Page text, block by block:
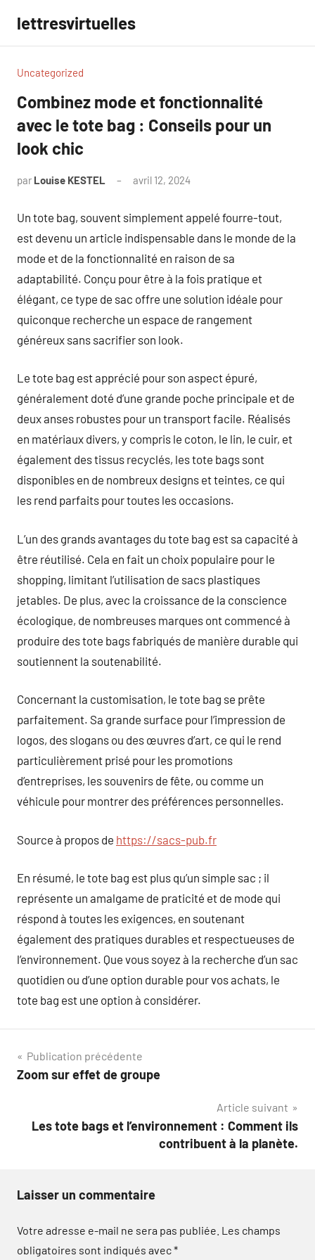
contenu
lettresvirtuelles
Uncategorized
Combinez mode et fonctionnalité
avec le tote bag : Conseils pour un
look chic
par Louise KESTEL avril 12, 2024
Un tote bag, souvent simplement appelé fourre-tout,
est devenu un article indispensable dans le monde de la
mode et de la fonctionnalité en raison de sa
adaptabilité. Conçu pour être à la fois pratique et
élégant, ce type de sac offre une solution idéale pour
quiconque recherche un espace de rangement
généreux sans sacrifier son look.
Le tote bag est apprécié pour son aspect épuré,
généralement doté d’une grande poche principale et de
deux anses robustes pour un transport facile. Réalisés
en matériaux divers, y compris le coton, le lin, le cuir, et
également des tissus recyclés, les tote bags sont
disponibles en de nombreux designs et teintes, ce qui
les rend parfaits pour toutes les occasions.
L’un des grands avantages du tote bag est sa capacité à
être réutilisé. Cela en fait un choix populaire pour le
shopping, limitant l’utilisation de sacs plastiques
jetables. De plus, avec la croissance de la conscience
écologique, de nombreuses marques ont commencé à
produire des tote bags fabriqués de manière durable qui
soutiennent la soutenabilité.
Concernant la customisation, le tote bag se prête
parfaitement. Sa grande surface pour l’impression de
logos, des slogans ou des œuvres d’art, ce qui le rend
particulièrement prisé pour les promotions
d’entreprises, les souvenirs de fête, ou comme un
véhicule pour montrer des préférences personnelles.
Source à propos de https://sacs-pub.fr
En résumé, le tote bag est plus qu’un simple sac ; il
représente un amalgame de praticité et de mode qui
réspond à toutes les exigences, en soutenant
également des pratiques durables et respectueuses de
l’environnement. Que vous soyez à la recherche d’un sac
quotidien ou d’une option durable pour vos achats, le
tote bag est une option à considérer.
Navigation
de
Publication précédente
Zoom sur effet de groupe
Article suivant
Les tote bags et l’environnement : Comment ils
contribuent à la planète.
Laisser un commentaire
Votre adresse e-mail ne sera pas publiée. Les champs
obligatoires sont indiqués avec*